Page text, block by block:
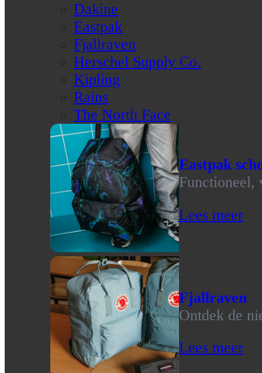
Dakine
Eastpak
Fjallraven
Herschel Supply Co.
Kipling
Rains
The North Face
Eastpak
Functioneel,
Lees meer
Fjallraven
Ontdek de
Lees meer